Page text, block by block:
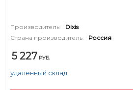
Производитель:
Dixis
Страна производитель:
Россия
5 227 РУБ.
удаленный склад